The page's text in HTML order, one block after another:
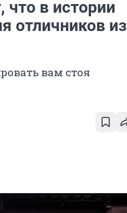
что в истории
отличников из
вам стоя